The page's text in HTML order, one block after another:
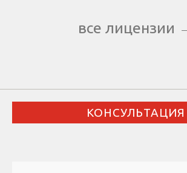
все лицензии
КОНСУЛЬТАЦИЯ